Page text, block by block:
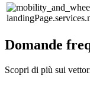
Domande
Scopri di più sui